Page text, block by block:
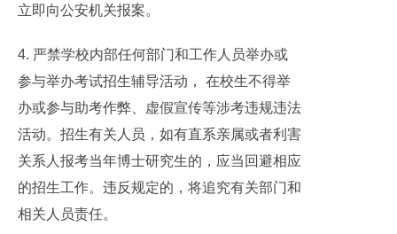
立即向公安机关报案。
4. 严禁学校内部任何部门和工作人员举办或
参与举办考试招生辅导活动， 在校生不得举
办或参与助考作弊、虚假宣传等涉考违规违法
活动。招生有关人员，如有直系亲属或者利害
关系人报考当年博士研究生的，应当回避相应
的招生工作。违反规定的，将追究有关部门和
相关人员责任。